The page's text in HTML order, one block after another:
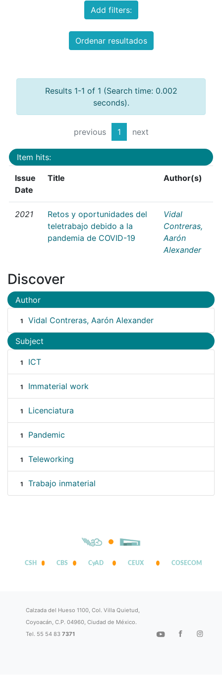
Add filters:
Ordenar resultados
Results 1-1 of 1 (Search time: 0.002
seconds).
previous 1 next
Item hits:
Issue
Date
Title Author(s)
2021
Retos y oportunidades del
teletrabajo debido a la
pandemia de COVID-19
Vidal
Contreras,
Aarón
Alexander
Discover
Author
1 Vidal Contreras, Aarón Alexander
Subject
1 ICT
1 Immaterial work
1 Licenciatura
1 Pandemic
1 Teleworking
1 Trabajo inmaterial
CSH CBS CyAD CEUX COSECOM
Calzada del Hueso 1100, Col. Villa Quietud,
Coyoacán, C.P. 04960, Ciudad de México.
Tel. 55 54 837371